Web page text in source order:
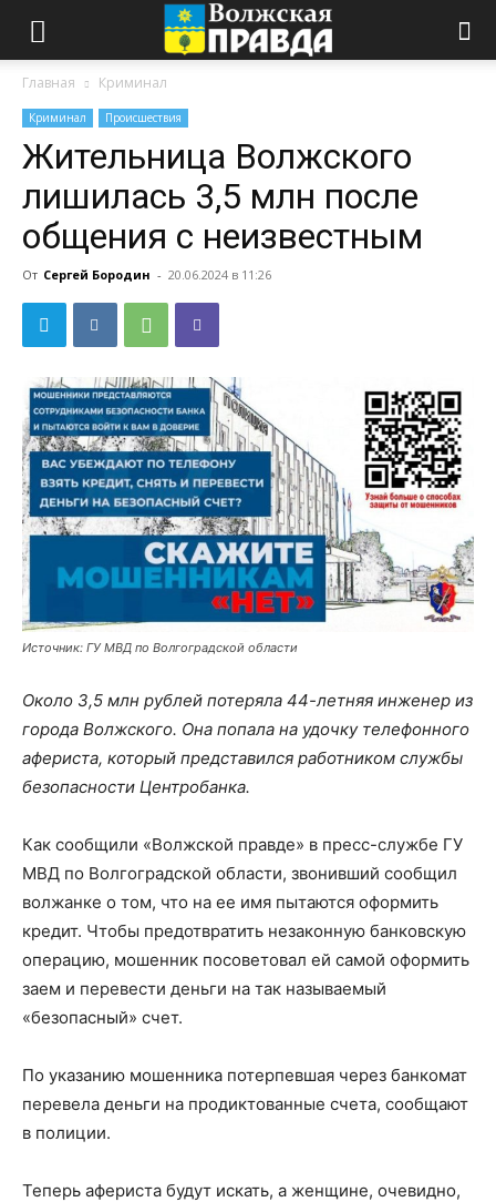
Главная Криминал
Криминал Происшествия
Жительница Волжского
лишилась 3,5 млн после
общения с неизвестным
От Сергей Бородин - 20.06.2024 в 11:26
Источник: ГУ МВД по Волгоградской области
Около 3,5 млн рублей потеряла 44-летняя инженер из
города Волжского. Она попала на удочку телефонного
афериста, который представился работником службы
безопасности Центробанка.
Как сообщили «Волжской правде» в пресс-службе ГУ
МВД по Волгоградской области, звонивший сообщил
волжанке о том, что на ее имя пытаются оформить
кредит. Чтобы предотвратить незаконную банковскую
операцию, мошенник посоветовал ей самой оформить
заем и перевести деньги на так называемый
«безопасный» счет.
По указанию мошенника потерпевшая через банкомат
перевела деньги на продиктованные счета, сообщают
в полиции.
Теперь афериста будут искать, а женщине, очевидно,